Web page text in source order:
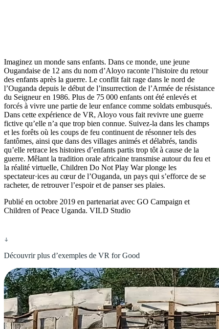
Imaginez un monde sans enfants. Dans ce monde, une jeune
Ougandaise de 12 ans du nom d’Aloyo raconte l’histoire du retour
des enfants après la guerre. Le conflit fait rage dans le nord de
l’Ouganda depuis le début de l’insurrection de l’Armée de résistance
du Seigneur en 1986. Plus de 75 000 enfants ont été enlevés et
forcés à vivre une partie de leur enfance comme soldats embusqués.
Dans cette expérience de VR, Aloyo vous fait revivre une guerre
fictive qu’elle n’a que trop bien connue. Suivez-la dans les champs
et les forêts où les coups de feu continuent de résonner tels des
fantômes, ainsi que dans des villages animés et délabrés, tandis
qu’elle retrace les histoires d’enfants partis trop tôt à cause de la
guerre. Mêlant la tradition orale africaine transmise autour du feu et
la réalité virtuelle, Children Do Not Play War plonge les
spectateur·ices au cœur de l’Ouganda, un pays qui s’efforce de se
racheter, de retrouver l’espoir et de panser ses plaies.
Publié en octobre 2019 en partenariat avec GO Campaign et
Children of Peace Uganda. VILD Studio
Découvrir plus d’exemples de VR for Good